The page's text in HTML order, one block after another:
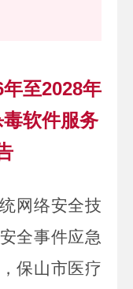
至2028年
软件服务
网络安全技
全事件应急
保山市医疗